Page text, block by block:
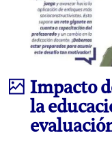
Infografía
Impacto
la